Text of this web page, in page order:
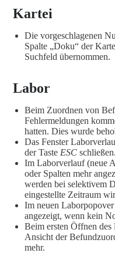
Kartei
Die vorgeschlagenen
Spalte „Doku“ der
Suchfeld übernommen.
Labor
Beim Zuordnen von
Fehlermeldungen
hatten. Dies wurde
Das Fenster
der Taste ESC schließen.
Im Laborverlauf (neue
oder Spalten mehr
werden bei selektivem
eingestellte Zeitraum
Im neuen
angezeigt, wenn kein
Beim ersten Öffnen
Ansicht der
mehr.